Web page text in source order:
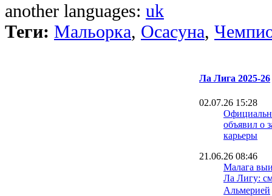
another languages: uk
Теги: Мальорка, Осасуна,
Ла Лига 2025-26
02.07.26 15:28
объявил о
карьеры
21.06.26 08:46
Малага
Ла Лигу:
Альмерией